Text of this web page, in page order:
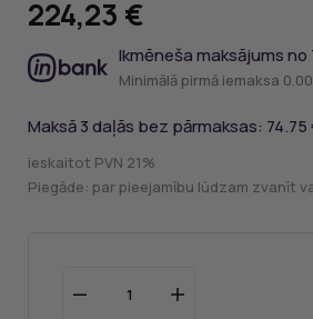
224,23 €
Ikmēneša maksājums no
Minimālā pirmā iemaksa
Maksā 3 daļās bez pārmaksas: 74.75
ieskaitot PVN 21%
Piegāde: par pieejamību lūdzam zvanīt